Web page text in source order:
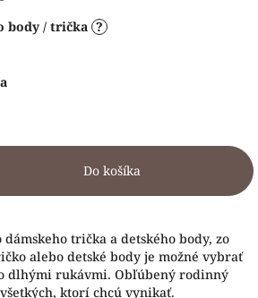
body / trička ?
Do košíka
trička a detského body, zo
alebo detské body je možné vybrať
dlhými rukávmi. Obľúbený rodinný
ktorí chcú vynikať.